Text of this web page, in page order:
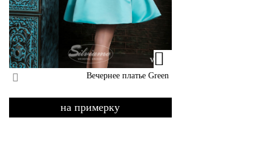
Вечернее платье Green
на примерку